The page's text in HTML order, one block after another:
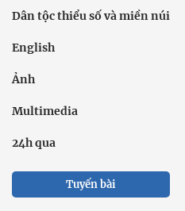
Dân tộc thiểu số và miền núi
English
Ảnh
Multimedia
24h qua
Tuyến bài